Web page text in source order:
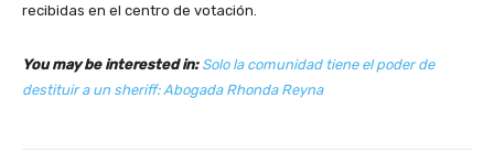
recibidas en el centro de votación.
You may be interested in: Solo la comunidad tiene el poder de
destituir a un sheriff: Abogada Rhonda Reyna